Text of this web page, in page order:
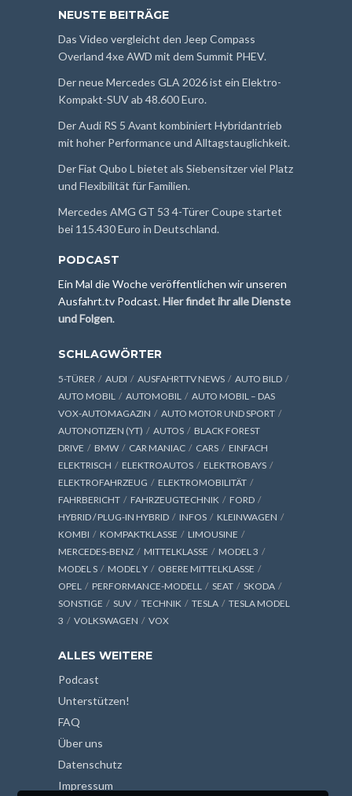
NEUSTE BEITRÄGE
Das Video vergleicht den Jeep Compass
Overland 4xe AWD mit dem Summit PHEV.
Der neue Mercedes GLA 2026 ist ein Elektro-
Kompakt-SUV ab 48.600 Euro.
Der Audi RS 5 Avant kombiniert Hybridantrieb
mit hoher Performance und Alltagstauglichkeit.
Der Fiat Qubo L bietet als Siebensitzer viel Platz
und Flexibilität für Familien.
Mercedes AMG GT 53 4-Türer Coupe startet
bei 115.430 Euro in Deutschland.
PODCAST
Ein Mal die Woche veröffentlichen wir unseren
Ausfahrt.tv Podcast.Hier findet ihr alle Dienste
und Folgen.
SCHLAGWÖRTER
5-TÜRER AUDI AUSFAHRTTV NEWS
AUTO BILD
AUTO MOBIL
AUTOMOBIL
AUTO MOBIL – DAS
VOX-AUTOMAGAZIN
AUTO MOTOR UND SPORT
AUTONOTIZEN (YT)
AUTOS
BLACK FOREST
DRIVE
BMW CAR MANIAC CARS
EINFACH
ELEKTRISCH
ELEKTROAUTOS
ELEKTROBAYS
ELEKTROFAHRZEUG
ELEKTROMOBILITÄT
FAHRBERICHT
FAHRZEUGTECHNIK
FORD
HYBRID / PLUG-IN HYBRID
INFOS
KLEINWAGEN
KOMBI
KOMPAKTKLASSE
LIMOUSINE
MERCEDES-BENZ
MITTELKLASSE
MODEL 3
MODEL S
MODEL Y
OBERE MITTELKLASSE
OPEL
PERFORMANCE-MODELL SEAT
SKODA
SONSTIGE
SUV TECHNIK TESLA
TESLA MODEL
3
VOLKSWAGEN VOX
ALLES WEITERE
Podcast
Unterstützen!
FAQ
Über uns
Datenschutz
Impressum